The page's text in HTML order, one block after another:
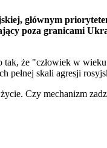
głównym
poza granicami
tak, że "człowiek w
pełnej skali agresji
Czy mechanizm